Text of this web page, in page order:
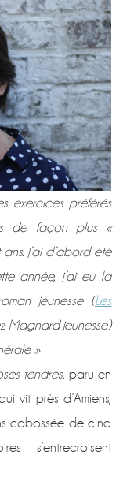
exercices préférés
de façon plus «
J’ai d’abord été
année, j’ai eu la
jeunesse (Les
Magnard jeunesse)
»
tendres, paru en
vit près d’Amiens,
cabossée de cinq
s’entrecroisent